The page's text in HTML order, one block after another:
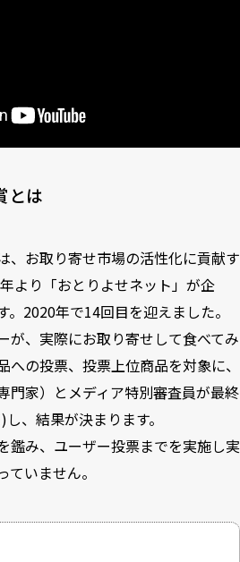
とは
、お取り寄せ市場の活性化に貢献す
より「おとりよせネット」が企
2020年で14回目を迎えました。
が、実際にお取り寄せして食べてみ
への投票、投票上位商品を対象に、
門家）とメディア特別審査員が最終
、結果が決まります。
み、ユーザー投票までを実施し実
いません。